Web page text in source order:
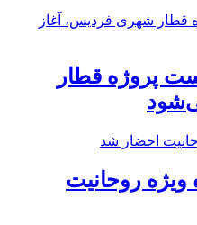
پروژه قطار
ویژه روحانیت